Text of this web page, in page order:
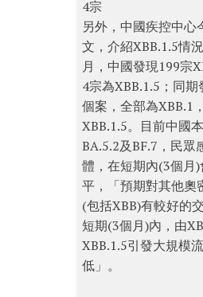
4宗
另外，中國疾控中心
文，介紹XBB.1.5情
月，中國發現199宗
4宗為XBB.1.5；同
個案，全部為XBB.1
XBB.1.5。目前中國
BA.5.2及BF.7，民眾
體，在短期內(3個月
平，「預期對其他奧
(包括XBB)有較好的
短期(3個月)內，由
XBB.1.5引發大規模
低」。